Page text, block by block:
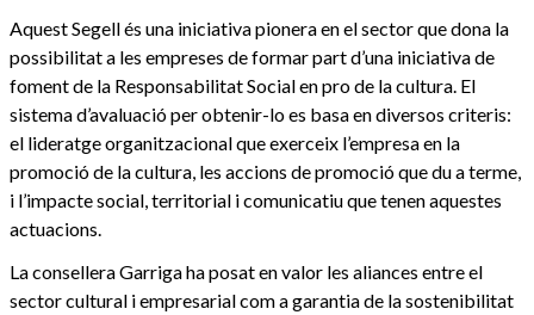
Aquest Segell és una iniciativa pionera en el sector que dona la
possibilitat a les empreses de formar part d’una iniciativa de
foment de la Responsabilitat Social en pro de la cultura. El
sistema d’avaluació per obtenir-lo es basa en diversos criteris:
el lideratge organitzacional que exerceix l’empresa en la
promoció de la cultura, les accions de promoció que du a terme,
i l’impacte social, territorial i comunicatiu que tenen aquestes
actuacions.
La consellera Garriga ha posat en valor les aliances entre el
sector cultural i empresarial com a garantia de la sostenibilitat